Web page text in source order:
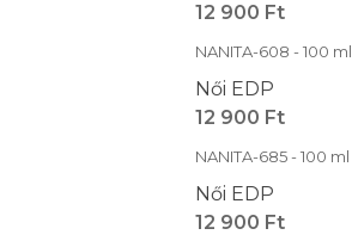
12 900 Ft
NANITA-608 - 100 ml
Női EDP
12 900 Ft
NANITA-685 - 100 ml
Női EDP
12 900 Ft